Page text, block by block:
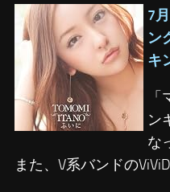
7
ン
キ
ン
な
また、V系バンドの